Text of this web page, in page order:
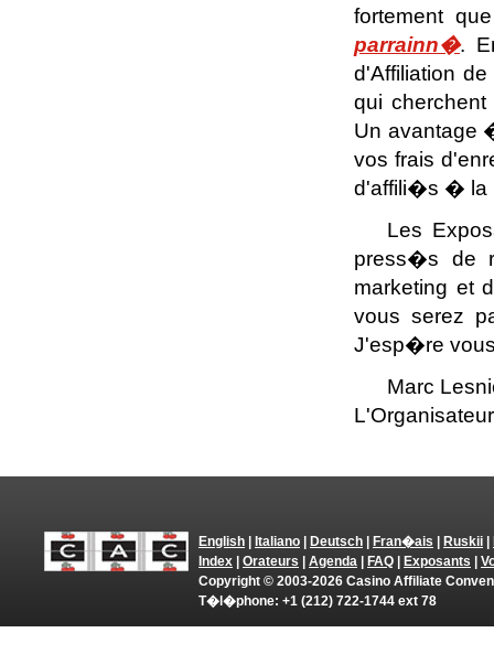
fortement
parrainn�.
d'Affiliation
qui
Un avantage
vos frais
d'affili�s � la
Les
press�s de
marketing et
vous serez
J'esp�re
Marc
English Italiano Deutsch Fran�ais Ruskii
Index
Orateurs Agenda FAQ Exposants
Copyright © 2003-2026 Casino Affiliate
T�l�phone: +1 (212) 722-1744 ext 78